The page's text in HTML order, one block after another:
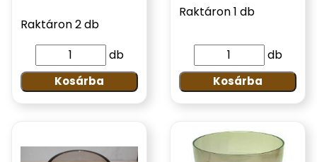
Raktáron 2 db
db
Kosárba
Raktáron 1 db
db
Kosárba